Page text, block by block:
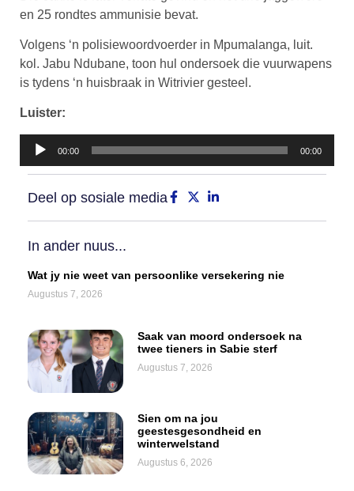
en 25 rondtes ammunisie bevat.
Volgens ‘n polisiewoordvoerder in Mpumalanga, luit.
kol. Jabu Ndubane, toon hul ondersoek die vuurwapens
is tydens ‘n huisbraak in Witrivier gesteel.
Luister:
Klankspeler
00:00 00:00
Deel op sosiale media
In ander nuus...
Wat jy nie weet van persoonlike versekering nie
Augustus 7, 2026
Saak van moord ondersoek na
twee tieners in Sabie sterf
Augustus 7, 2026
Sien om na jou
geestesgesondheid en
winterwelstand
Augustus 6, 2026